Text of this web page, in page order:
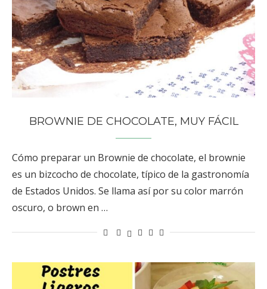
BROWNIE DE CHOCOLATE, MUY FÁCIL
Cómo preparar un Brownie de chocolate, el brownie
es un bizcocho de chocolate, típico de la gastronomía
de Estados Unidos. Se llama así por su color marrón
oscuro, o brown en …